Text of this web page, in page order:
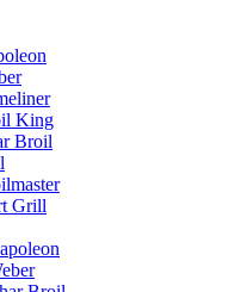
King
Broil
Grill